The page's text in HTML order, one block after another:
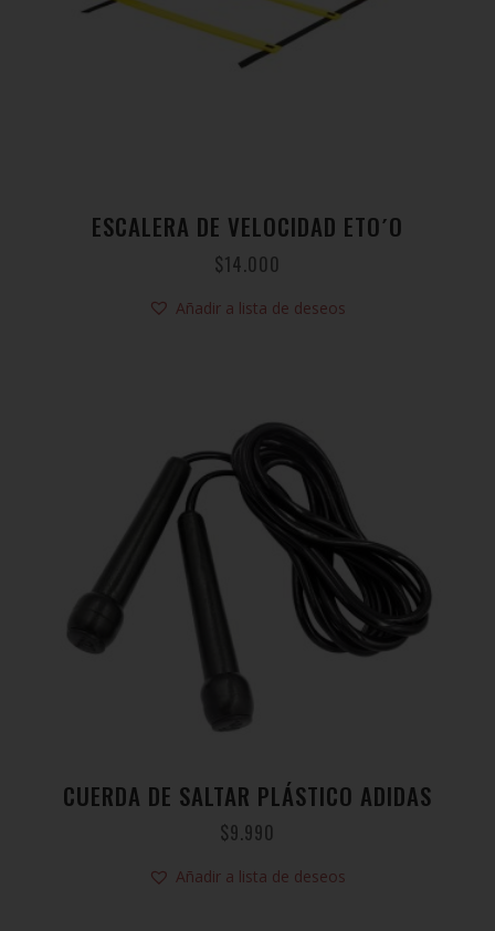
ESCALERA DE VELOCIDAD ETO´O
$14.000
Añadir a lista de deseos
CUERDA DE SALTAR PLÁSTICO ADIDAS
$9.990
Añadir a lista de deseos